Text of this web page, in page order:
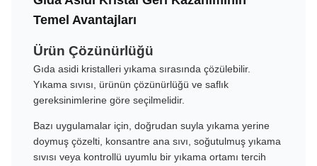
Temel Avantajları
Ürün Çözünürlüğü
Gıda asidi kristalleri yıkama sırasında çözülebilir.
Yıkama sıvısı, ürünün çözünürlüğü ve saflık
gereksinimlerine göre seçilmelidir.
Bazı uygulamalar için, doğrudan suyla yıkama yerine
doymuş çözelti, konsantre ana sıvı, soğutulmuş yıkama
sıvısı veya kontrollü uyumlu bir yıkama ortamı tercih